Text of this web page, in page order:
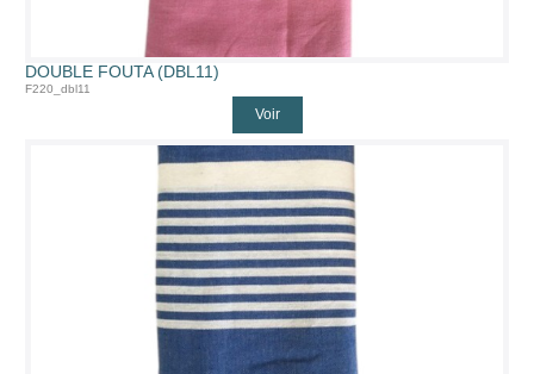
DOUBLE FOUTA (DBL11)
F220_dbl11
Voir